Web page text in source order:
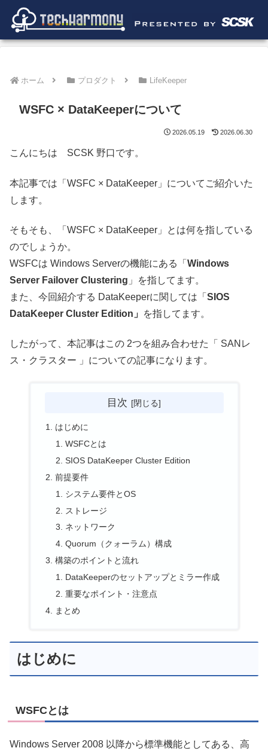
ホーム プロダクト LifeKeeper
WSFC × DataKeeperについて
2026.05.19 2026.06.30
こんにちは SCSK 野口です。
本記事では「WSFC × DataKeeper」についてご紹介いた
します。
そもそも、「WSFC × DataKeeper」とは何を指している
のでしょうか。
WSFCは Windows Serverの機能にある「 Windows
Server Failover Clustering 」を指してます。
また、今回紹介する DataKeeperに関しては「 SIOS
DataKeeper Cluster Edition」
を指してます。
したがって、本記事はこの 2つを組み合わせた「 SANレ
ス・クラスター 」についての記事になります。
目次
はじめに
WSFCとは
SIOS DataKeeper Cluster Edition
前提要件
システム要件とOS
ストレージ
ネットワーク
Quorum（クォーラム）構成
構築のポイントと流れ
DataKeeperのセットアップとミラー作成
重要なポイント・注意点
まとめ
はじめに
WSFCとは
Windows Server 2008 以降から標準機能としてある、高